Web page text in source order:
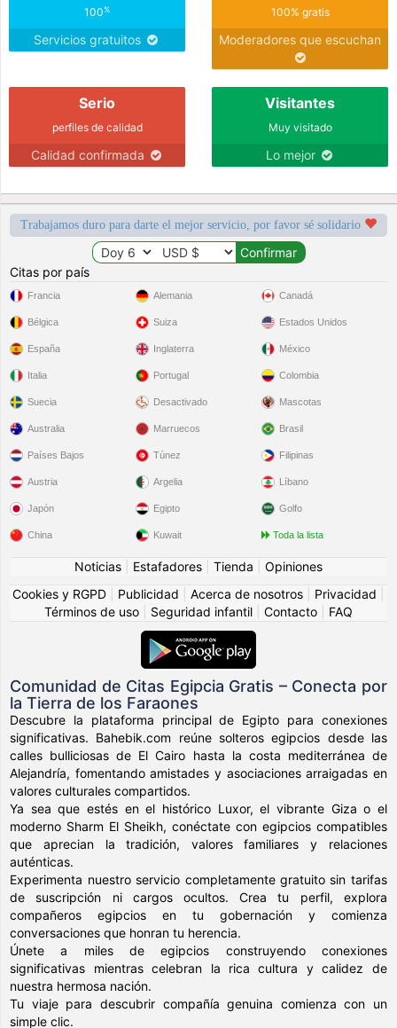
100%
Servicios gratuitos
100% gratis
Moderadores que escuchan
Serio
perfiles de calidad
Calidad confirmada
Visitantes
Muy visitado
Lo mejor
Trabajamos duro para darte el mejor servicio, por favor sé solidario
Citas por país
Francia
Bélgica
España
Italia
Suecia
Alemania
Suiza
Inglaterra
Portugal
Desactivado
Canadá
Estados Unidos
México
Colombia
Mascotas
Australia
Países Bajos
Austria
Japón
China
Marruecos
Túnez
Argelia
Egipto
Kuwait
Brasil
Filipinas
Líbano
Golfo
Toda la lista
Noticias Estafadores Tienda
Opiniones
Cookies y RGPD
Publicidad Acerca de nosotros Privacidad
Términos de uso
Seguridad infantil Contacto FAQ
Comunidad de Citas Egipcia Gratis – Conecta por
la Tierra de los Faraones
Descubre la plataforma principal de Egipto para conexiones
significativas. Bahebik.com reúne solteros egipcios desde las
calles bulliciosas de El Cairo hasta la costa mediterránea de
Alejandría, fomentando amistades y asociaciones arraigadas en
valores culturales compartidos.
Ya sea que estés en el histórico Luxor, el vibrante Giza o el
moderno Sharm El Sheikh, conéctate con egipcios compatibles
que aprecian la tradición, valores familiares y relaciones
auténticas.
Experimenta nuestro servicio completamente gratuito sin tarifas
de suscripción ni cargos ocultos. Crea tu perfil, explora
compañeros egipcios en tu gobernación y comienza
conversaciones que honran tu herencia.
Únete a miles de egipcios construyendo conexiones
significativas mientras celebran la rica cultura y calidez de
nuestra hermosa nación.
Tu viaje para descubrir compañía genuina comienza con un
simple clic.